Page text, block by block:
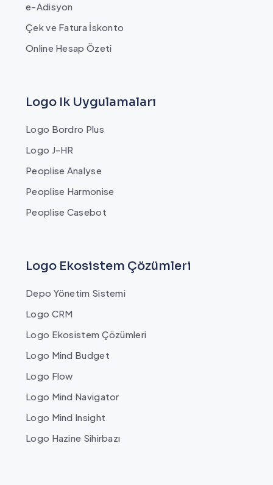
e-Adisyon
Çek ve Fatura İskonto
Online Hesap Özeti
Logo Ik Uygulamaları
Logo Bordro Plus
Logo J-HR
Peoplise Analyse
Peoplise Harmonise
Peoplise Casebot
Logo Ekosistem Çözümleri
Depo Yönetim Sistemi
Logo CRM
Logo Ekosistem Çözümleri
Logo Mind Budget
Logo Flow
Logo Mind Navigator
Logo Mind Insight
Logo Hazine Sihirbazı